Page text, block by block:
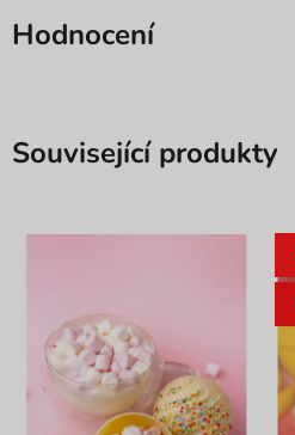
Hodnocení
Související produkty